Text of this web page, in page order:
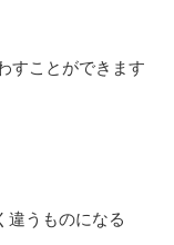
すことができます
違うものになる